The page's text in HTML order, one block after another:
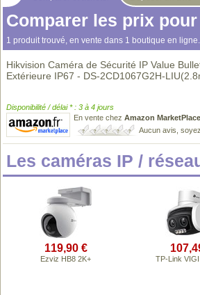
Comparer les prix
1 produit trouvé, en vente dans 1 boutique en ligne.
Hikvision Caméra de Sécurité IP Value
Extérieure IP67 - DS-2CD1067G2H-
Disponibilité / délai * : 3 à 4 jours
En vente chez Amazon MarketPlace
Aucun avis,
Les caméras IP /
119,90 €
Ezviz HB8 2K+ TP-Link